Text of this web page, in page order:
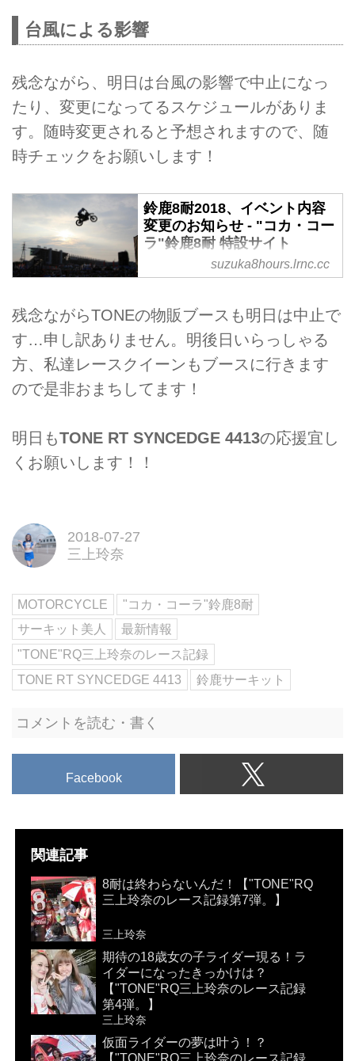
台風による影響
残念ながら、明日は台風の影響で中止になっ
たり、変更になってるスケジュールがありま
す。随時変更されると予想されますので、随
時チェックをお願いします！
鈴鹿8耐2018、イベント内容
変更のお知らせ - "コカ・コー
ラ"鈴鹿8耐 特設サイト
2018“コカ・コーラ”鈴鹿8時間耐
ト内容の変更をお知らせいたしま
す。
suzuka8hours.lrnc.cc
残念ながらTONEの物販ブースも明日は中止で
す…申し訳ありません。明後日いらっしゃる
方、私達レースクイーンもブースに行きます
ので是非おまちしてます！
明日もTONE RT SYNCEDGE 4413の応援宜し
くお願いします！！
2018-07-27
三上玲奈
MOTORCYCLE
"コカ・コーラ"鈴鹿8耐
サーキット美人
最新情報
"TONE"RQ三上玲奈のレース記録
TONE RT SYNCEDGE 4413
鈴鹿サーキット
コメントを読む・書く
Facebook
関連記事
8耐は終わらないんだ！【"TONE"RQ
三上玲奈のレース記録第7弾。】
三上玲奈
期待の18歳女の子ライダー現る！ラ
イダーになったきっかけは？
【"TONE"RQ三上玲奈のレース記録
第4弾。】
三上玲奈
仮面ライダーの夢は叶う！？
【"TONE"RQ三上玲奈のレース記録